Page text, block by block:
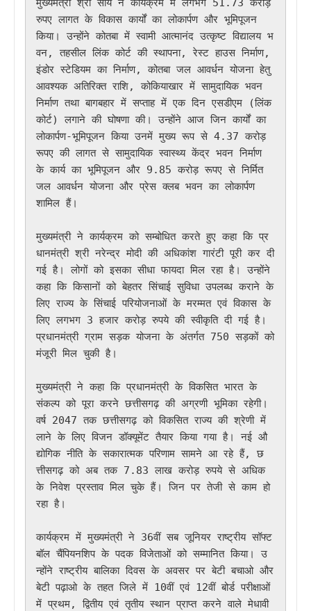
मुख्यमंत्री श्री साय ने कार्यक्रम में लगभग 51.73 करोड़
रुपए लागत के विकास कार्यों का लोकार्पण और भूमिपूजन
किया। उन्होंने कोतबा में स्वामी आत्मानंद उत्कृष्ट विद्यालय भ
वन, तहसील लिंक कोर्ट की स्थापना, रेस्ट हाउस निर्माण,
इंडोर स्टेडियम का निर्माण, कोतबा जल आवर्धन योजना हेतु
आवश्यक अतिरिक्त राशि, कोकियाखार में सामुदायिक भवन
निर्माण तथा बागबहार में सप्ताह में एक दिन एसडीएम (लिंक
कोर्ट) लगाने की घोषणा की। उन्होंने आज जिन कार्यों का
लोकार्पण-भूमिपूजन किया उनमें मुख्य रूप से 4.37 करोड़
रूपए की लागत से सामुदायिक स्वास्थ्य केंद्र भवन निर्माण
के कार्य का भूमिपूजन और 9.85 करोड़ रूपए से निर्मित
जल आवर्धन योजना और प्रेस क्लब भवन का लोकार्पण
शामिल हैं।
मुख्यमंत्री ने कार्यक्रम को सम्बोधित करते हुए कहा कि प्र
धानमंत्री श्री नरेन्द्र मोदी की अधिकांश गारंटी पूरी कर दी
गई है। लोगों को इसका सीधा फायदा मिल रहा है। उन्होंने
कहा कि किसानों को बेहतर सिंचाई सुविधा उपलब्ध कराने के
लिए राज्य के सिंचाई परियोजनाओं के मरम्मत एवं विकास के
लिए लगभग 3 हजार करोड़ रुपये की स्वीकृति दी गई है।
प्रधानमंत्री ग्राम सड़क योजना के अंतर्गत 750 सड़कों को
मंजूरी मिल चुकी है।
मुख्यमंत्री ने कहा कि प्रधानमंत्री के विकसित भारत के
संकल्प को पूरा करने छत्तीसगढ़ की अग्रणी भूमिका रहेगी।
वर्ष 2047 तक छत्तीसगढ़ को विकसित राज्य की श्रेणी में
लाने के लिए विजन डॉक्यूमेंट तैयार किया गया है। नई औ
द्योगिक नीति के सकारात्मक परिणाम सामने आ रहे हैं, छ
त्तीसगढ़ को अब तक 7.83 लाख करोड़ रुपये से अधिक
के निवेश प्रस्ताव मिल चुके हैं। जिन पर तेजी से काम हो
रहा है।
कार्यक्रम में मुख्यमंत्री ने 36वीं सब जूनियर राष्ट्रीय सॉफ्ट
बॉल चैंपियनशिप के पदक विजेताओं को सम्मानित किया। उ
न्होंने राष्ट्रीय बालिका दिवस के अवसर पर बेटी बचाओ और
बेटी पढ़ाओ के तहत जिले में 10वीं एवं 12वीं बोर्ड परीक्षाओं
में प्रथम, द्वितीय एवं तृतीय स्थान प्राप्त करने वाले मेधावी